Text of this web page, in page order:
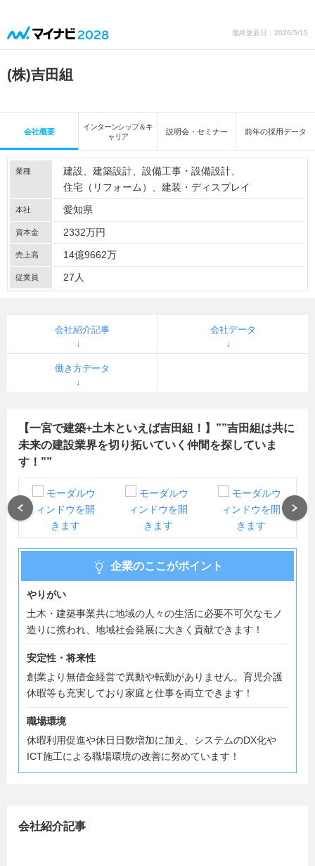
最終更新日：2026/5/15
(株)吉田組
会社概要
インターンシップ＆キ
ャリア
説明会・セミナー 前年の採用データ
業種 建設 建築設計
設備工事・設備設計
住宅（リフォーム）
建装・ディスプレイ
本社 愛知県
資本金 2332万円
売上高 14億9662万
従業員 27人
会社紹介記事 会社データ
働き方データ
【一宮で建築+土木といえば吉田組！】””吉田組は共に
未来の建設業界を切り拓いていく仲間を探していま
す！””
企業のここがポイント
やりがい
土木・建築事業共に地域の人々の生活に必要不可欠なモノ
造りに携われ、地域社会発展に大きく貢献できます！
安定性・将来性
創業より無借金経営で異動や転勤がありません。育児介護
休暇等も充実しており家庭と仕事を両立できます！
職場環境
休暇利用促進や休日日数増加に加え、システムのDX化や
ICT施工による職場環境の改善に努めています！
会社紹介記事